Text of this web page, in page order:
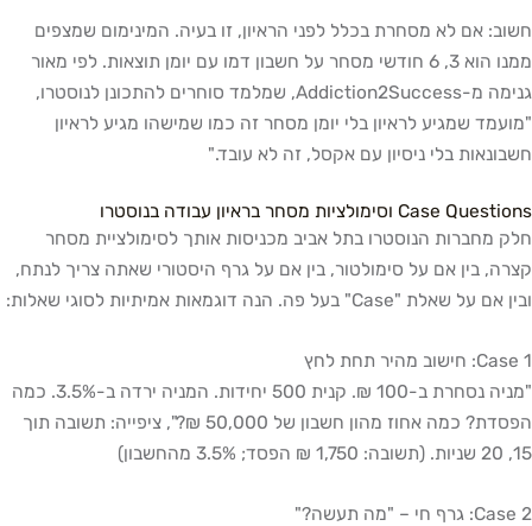
חשוב: אם לא מסחרת בכלל לפני הראיון, זו בעיה. המינימום שמצפים
ממנו הוא 3, 6 חודשי מסחר על חשבון דמו עם יומן תוצאות. לפי מאור
גנימה מ-Addiction2Success, שמלמד סוחרים להתכונן לנוסטרו,
"מועמד שמגיע לראיון בלי יומן מסחר זה כמו שמישהו מגיע לראיון
חשבונאות בלי ניסיון עם אקסל, זה לא עובד."
Case Questions וסימולציות מסחר בראיון עבודה בנוסטרו
חלק מחברות הנוסטרו בתל אביב מכניסות אותך לסימולציית מסחר
קצרה, בין אם על סימולטור, בין אם על גרף היסטורי שאתה צריך לנתח,
ובין אם על שאלת "Case" בעל פה. הנה דוגמאות אמיתיות לסוגי שאלות:
Case 1: חישוב מהיר תחת לחץ
"מניה נסחרת ב-100 ₪. קנית 500 יחידות. המניה ירדה ב-3.5%. כמה
הפסדת? כמה אחוז מהון חשבון של 50,000 ₪?", ציפייה: תשובה תוך
15, 20 שניות. (תשובה: 1,750 ₪ הפסד; 3.5% מהחשבון)
Case 2: גרף חי – "מה תעשה?"